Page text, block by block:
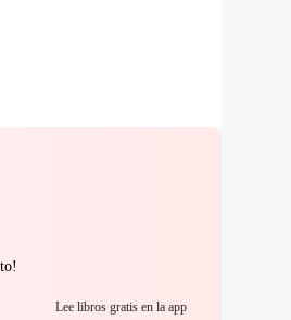
Lee libros gratis en la app